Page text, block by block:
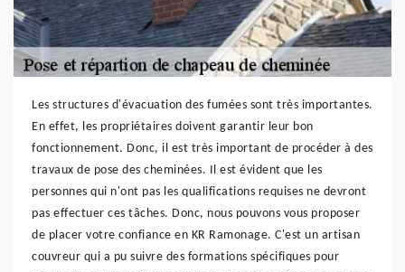
Les structures d'évacuation des fumées sont très importantes.
En effet, les propriétaires doivent garantir leur bon
fonctionnement. Donc, il est très important de procéder à des
travaux de pose des cheminées. Il est évident que les
personnes qui n'ont pas les qualifications requises ne devront
pas effectuer ces tâches. Donc, nous pouvons vous proposer
de placer votre confiance en KR Ramonage. C'est un artisan
couvreur qui a pu suivre des formations spécifiques pour